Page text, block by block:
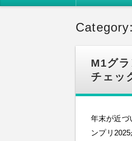
M1グ
チェッ
年末が近づ
ンプリ